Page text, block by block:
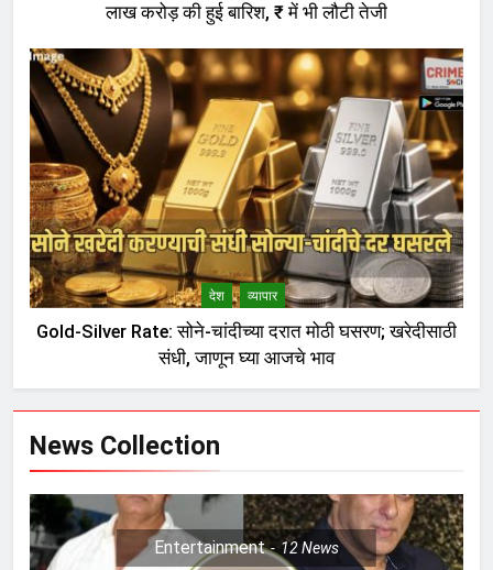
लाख करोड़ की हुई बारिश, ₹ में भी लौटी तेजी
देश व्यापार
Gold-Silver Rate: सोने-चांदीच्या दरात मोठी घसरण; खरेदीसाठी
संधी, जाणून घ्या आजचे भाव
News Collection
Entertainment 12News